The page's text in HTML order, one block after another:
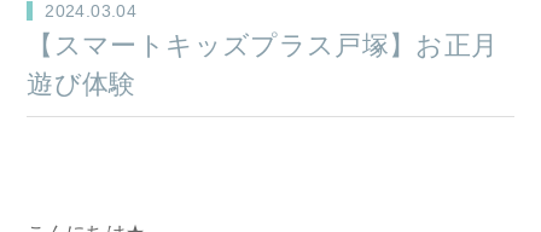
2024.03.04
【スマートキッズプラス戸塚】お正月
遊び体験